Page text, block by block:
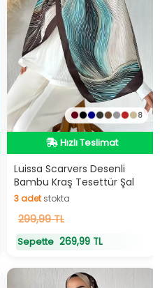
8
Hızlı Teslimat
Hızlı Teslimat
Luissa Scarvers Desenli
Bambu Kraş Tesettür Şal
3adetstokta
3adetstokta
299,99 TL
Sepette 269,99 TL